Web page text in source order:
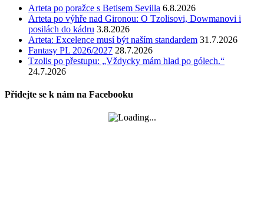
Arteta po poražce s Betisem Sevilla 6.8.2026
Arteta po výhře nad Gironou: O Tzolisovi, Dowmanovi i
posilách do kádru 3.8.2026
Arteta: Excelence musí být naším standardem 31.7.2026
Fantasy PL 2026/2027 28.7.2026
Tzolis po přestupu: „Vždycky mám hlad po gólech.“
24.7.2026
Přidejte se k nám na Facebooku